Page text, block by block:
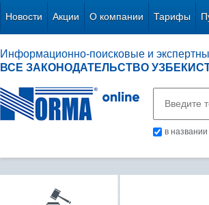
Новости Акции О компании Тарифы
Информационно-поисковые и
ВСЕ ЗАКОНОДАТЕЛЬСТВО
в названии